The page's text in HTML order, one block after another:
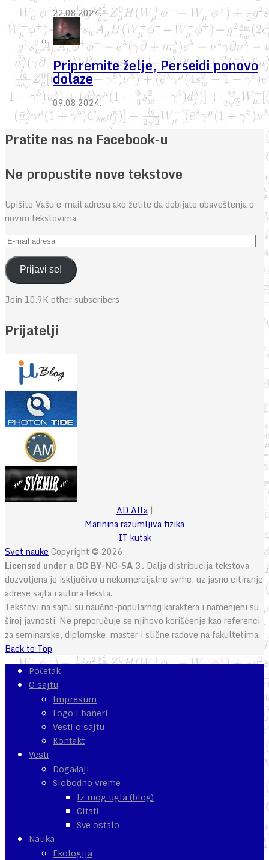
22.08.2024.
Pripremite želje, Perseidi ponovo
dolaze
09.08.2024.
Pratite nas na Facebook-u
Ne propustite nove tekstove
Upišite Vašu e-mail adresu ako želite da dobijate obaveštenja o
novim tekstovima
E-
mail
adresaPrijavi se!
Join 10.9K other subscribers
Prijatelji
AD Alfa|
Marinina razumljiva fizika
IT kutak
Svet nauke Copyright © 2026.
Licensed under a CC BY-NC-SA 3. Dalja distribucija tekstova
dozvoljena je isključivo u nekomercijalne svrhe, uz jasno citiranje
adrese sajta i autora teksta.
Tekstovi na sajtu su naučno-popularnog karaktera i namenjeni su
široj javnosti. Ne preporučuje se njihovo korišćenje kao referenci
za seminarske, diplomske, master i slične radove na fakultetima.
Back to Top
Početak
O sajtu
Impresum
Logo i baneri
Vesti o sajtu
Kontakt
Vesti
Događaji
Slobodno vreme
Iz mog ugla (blog)
Citati
Sve ostalo
Nauka
Ekologija